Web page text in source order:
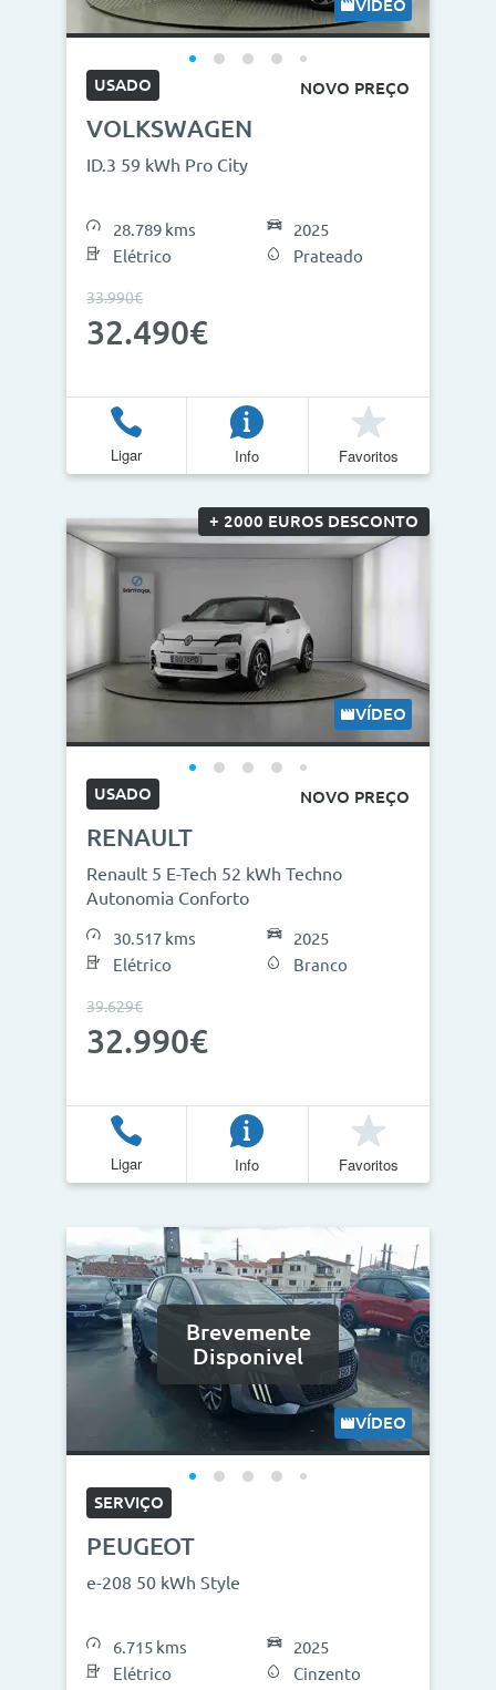
VÍDEO
USADO NOVO PREÇO
VOLKSWAGEN
ID.3 59 kWh Pro City
28.789 kms
Elétrico
2025
Prateado
33.990€
32.490€
Ligar Info Favoritos
+ 2000 EUROS DESCONTO
VÍDEO
USADO NOVO PREÇO
RENAULT
Renault 5 E-Tech 52 kWh Techno
Autonomia Conforto
30.517 kms
Elétrico
2025
Branco
39.629€
32.990€
Ligar Info Favoritos
Brevemente
Disponivel
VÍDEO
SERVIÇO
PEUGEOT
e-208 50 kWh Style
6.715 kms
Elétrico
2025
Cinzento